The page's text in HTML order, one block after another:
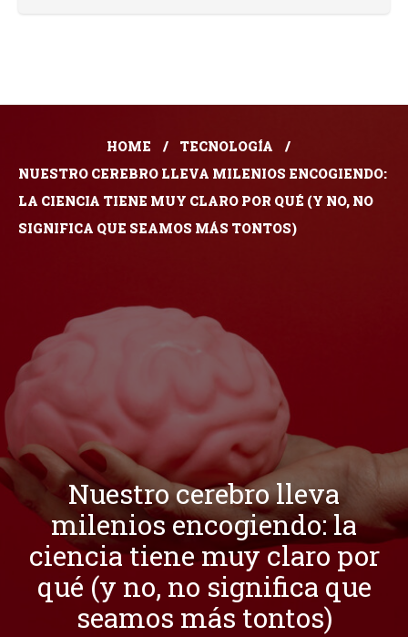
HOME
TECNOLOGÍA
NUESTRO CEREBRO LLEVA MILENIOS ENCOGIENDO:
LA CIENCIA TIENE MUY CLARO POR QUÉ (Y NO, NO
SIGNIFICA QUE SEAMOS MÁS TONTOS)
Nuestro cerebro lleva
milenios encogiendo: la
ciencia tiene muy claro por
qué (y no, no significa que
seamos más tontos)